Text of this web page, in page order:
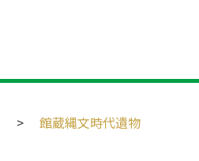
館蔵縄文時代遺物